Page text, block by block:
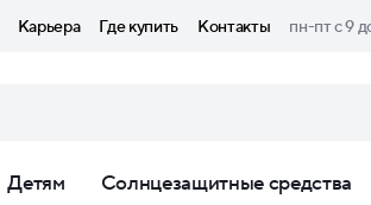
Карьера Где купить Контакты пн-пт с 9
Детям Солнцезащитные средства